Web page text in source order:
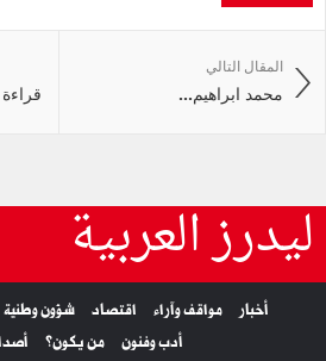
المقال التالي
محمد‭ ‬ابراهيم‭ ...
ليدرز العربية
أخبار مواقف وآراء اقتصاد شؤون وطنية
أدب وفنون
من يكون؟